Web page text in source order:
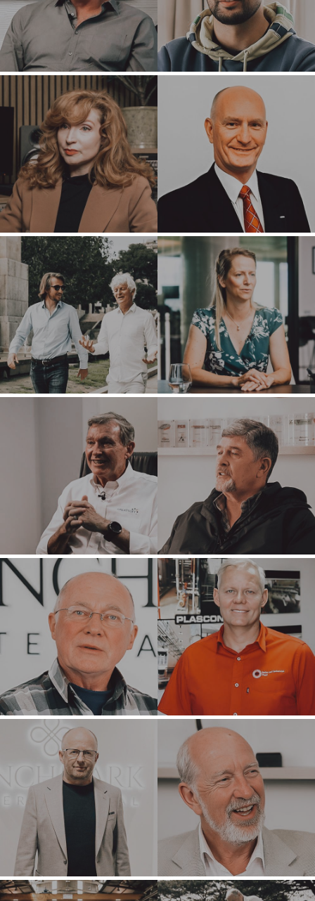
NOSOTROS
ACERCA DE
NUESTRO ÉXITO
EQUIPO GLOBAL
EJECUTIVOS
EXPERTOS
GLOBALES
APOYO
CORPORATIVO
BÚSQUEDA DE
EQUIPO
PREMIOS
DEVOLVIENDO
PROCESO
LOS NÚMEROS
CONTACTO
COMPRADORES
EXPLORA
NUESTRAS
OPORTUNIDADES
COMPRADOR
ESTRATÉGICO
COMPRADOR
FINANCIERO
COMPRADOR
INDIVIDUAL
PERFIL DEL
COMPRADOR
¿POR QUÉ
BENCHMARK??
RECURSOS PARA
COMPRADORES
EVENTOS
EVENTOS PARA